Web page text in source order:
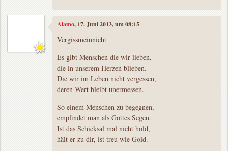
Alamo, 17. Juni 2013, um 08:15
Vergissmeinnicht
Es gibt Menschen die wir lieben,
die in unserem Herzen blieben.
Die wir im Leben nicht vergessen,
deren Wert bleibt unermessen.
So einem Menschen zu begegnen,
empfindet man als Gottes Segen.
Ist das Schicksal mal nicht hold,
hält er zu dir, ist treu wie Gold.